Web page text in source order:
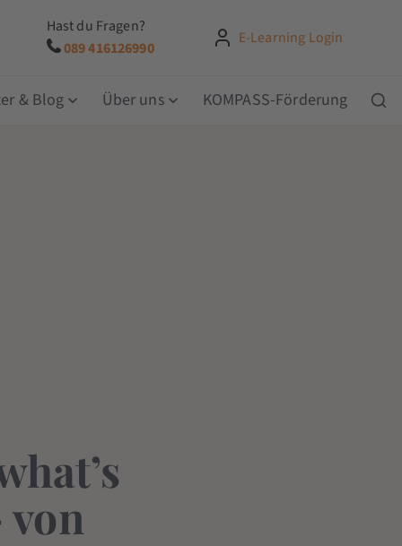
Hast du Fragen?
089 416126990
E-Learning Login
& Blog Über uns KOMPASS-Förderung
von